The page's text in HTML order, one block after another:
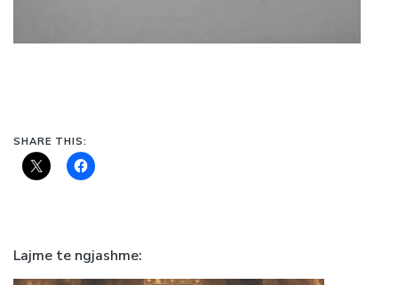
SHARE THIS:
Lajme te ngjashme